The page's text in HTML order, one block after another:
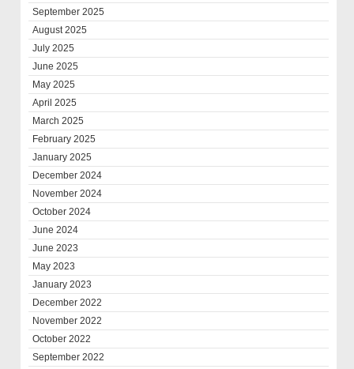
September 2025
August 2025
July 2025
June 2025
May 2025
April 2025
March 2025
February 2025
January 2025
December 2024
November 2024
October 2024
June 2024
June 2023
May 2023
January 2023
December 2022
November 2022
October 2022
September 2022